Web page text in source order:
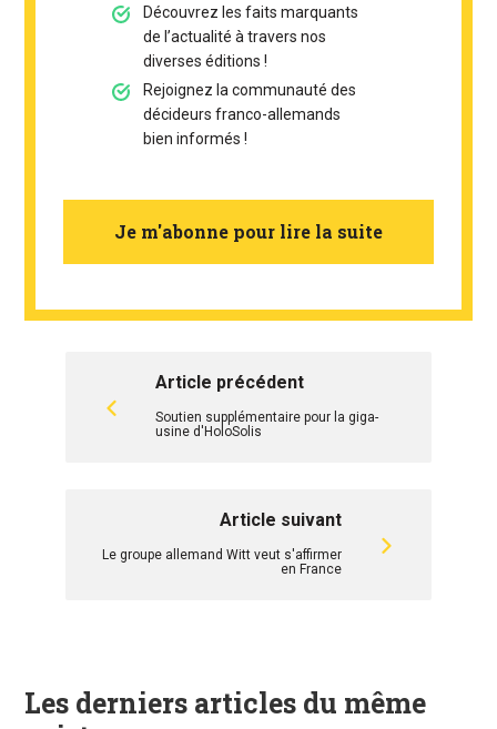
Découvrez les faits marquants
de l’actualité à travers nos
diverses éditions !
Rejoignez la communauté des
décideurs franco-allemands
bien informés !
Je m'abonne pour lire la suite
Article précédent
Soutien supplémentaire pour la giga-
usine d'HoloSolis
Article suivant
Le groupe allemand Witt veut s'affirmer
en France
Les derniers articles du même